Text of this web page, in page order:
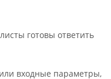
готовы ответить
входные параметры,